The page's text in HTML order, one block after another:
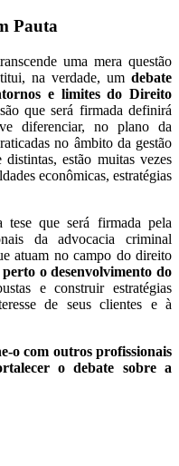
Pauta
uma mera questão
na verdade, um debate
e limites do Direito
que será firmada definirá
diferenciar, no plano da
no âmbito da gestão
estão muitas vezes
econômicas, estratégias
tese que será firmada pela
da advocacia criminal
atuam no campo do direito
o desenvolvimento do
e construir estratégias
de seus clientes e à
o com outros profissionais
o debate sobre a